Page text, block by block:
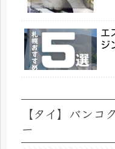
エ
ジ
【タイ】バンコ
ー